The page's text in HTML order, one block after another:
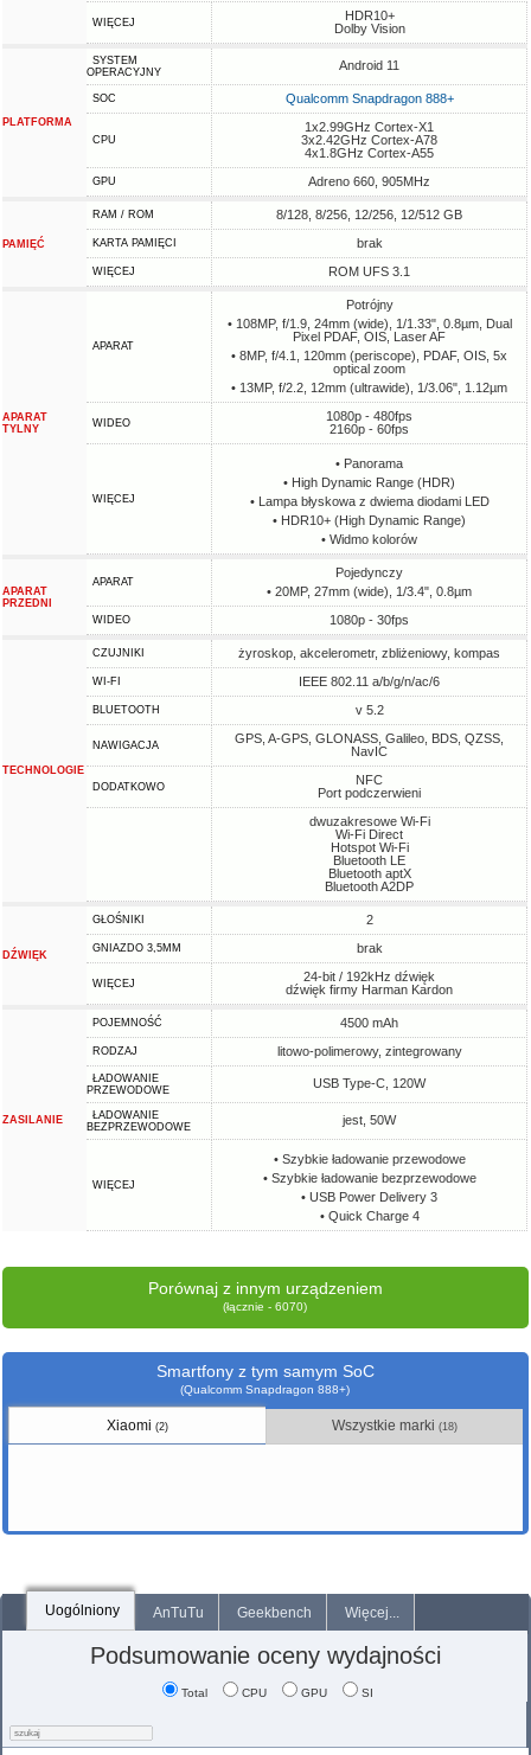
WIĘCEJ
HDR10+
Dolby Vision
PLATFORMA
SYSTEM
OPERACYJNY
Android 11
SOC Qualcomm Snapdragon 888+
CPU
1x2.99GHz Cortex-X1
3x2.42GHz Cortex-A78
4x1.8GHz Cortex-A55
GPU Adreno 660, 905MHz
PAMIĘĆ
RAM / ROM 8/128, 8/256, 12/256, 12/512 GB
KARTA PAMIĘCI brak
WIĘCEJ ROM UFS 3.1
APARAT
TYLNY
APARAT
Potrójny
• 108MP, f/1.9, 24mm (wide), 1/1.33", 0.8µm, Dual
Pixel PDAF, OIS, Laser AF
• 8MP, f/4.1, 120mm (periscope), PDAF, OIS, 5x
optical zoom
• 13MP, f/2.2, 12mm (ultrawide), 1/3.06", 1.12µm
WIDEO
1080p - 480fps
2160p - 60fps
WIĘCEJ
• Panorama
• High Dynamic Range (HDR)
• Lampa błyskowa z dwiema diodami LED
• HDR10+ (High Dynamic Range)
• Widmo kolorów
APARAT
PRZEDNI
APARAT
Pojedynczy
• 20MP, 27mm (wide), 1/3.4", 0.8µm
WIDEO 1080p - 30fps
TECHNOLOGIE
CZUJNIKI żyroskop, akcelerometr, zbliżeniowy, kompas
WI-FI IEEE 802.11 a/b/g/n/ac/6
BLUETOOTH v 5.2
NAWIGACJA
GPS, A-GPS, GLONASS, Galileo, BDS, QZSS,
NavIC
DODATKOWO
NFC
Port podczerwieni
dwuzakresowe Wi-Fi
Wi-Fi Direct
Hotspot Wi-Fi
Bluetooth LE
Bluetooth aptX
Bluetooth A2DP
DŹWIĘK
GŁOŚNIKI 2
GNIAZDO 3,5MM brak
WIĘCEJ
24-bit / 192kHz dźwięk
dźwięk firmy Harman Kardon
ZASILANIE
POJEMNOŚĆ 4500 mAh
RODZAJ litowo-polimerowy, zintegrowany
ŁADOWANIE
PRZEWODOWE
USB Type-C, 120W
ŁADOWANIE
BEZPRZEWODOWE
jest, 50W
WIĘCEJ
• Szybkie ładowanie przewodowe
• Szybkie ładowanie bezprzewodowe
• USB Power Delivery 3
• Quick Charge 4
Porównaj z innym urządzeniem
(łącznie - 6070)
Smartfony z tym samym SoC
(Qualcomm Snapdragon 888+)
Xiaomi (2) Wszystkie marki (18)
Uogólniony AnTuTu Geekbench Więcej...
Podsumowanie oceny wydajności
Total CPU GPU SI